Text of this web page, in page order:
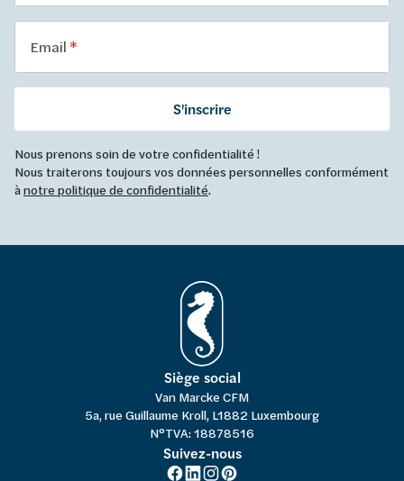
Email
S'inscrire
Nous prenons soin de votre confidentialité !
Nous traiterons toujours vos données personnelles conformément
ànotre politique de confidentialité.
Siège social
Van Marcke CFM
5a, rue Guillaume Kroll, L1882 Luxembourg
N°TVA: 18878516
Suivez-nous